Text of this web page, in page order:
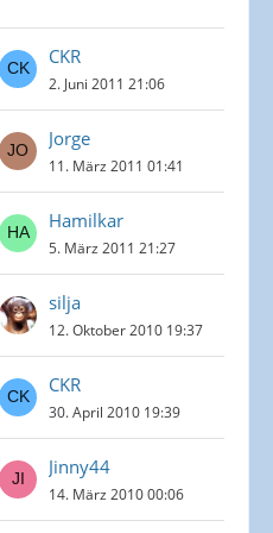
CKR
2. Juni 2011 21:06
Jorge
11. März 2011 01:41
Hamilkar
5. März 2011 21:27
silja
12. Oktober 2010 19:37
CKR
30. April 2010 19:39
Jinny44
14. März 2010 00:06